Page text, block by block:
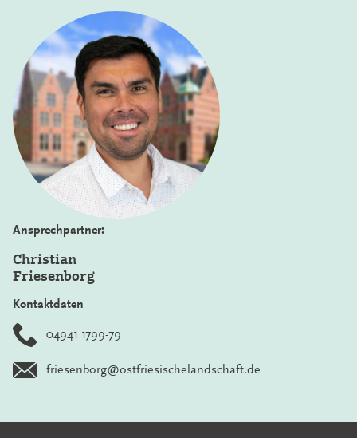
Ansprechpartner:
Christian
Friesenborg
Kontaktdaten
04941 1799-79
friesenborg@ostfriesischelandschaft.de